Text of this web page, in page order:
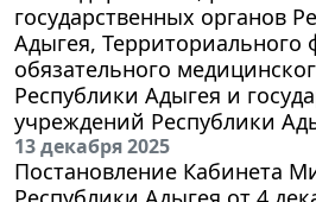
государственных органов
Адыгея, Территориального
обязательного
Республики Адыгея и
учреждений Республики
13 декабря 2025
Постановление Кабинета